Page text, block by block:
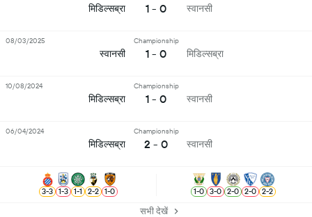
मिडिल्सब्रा 1 - 0 स्वानसी
स्वानसी
Championship
1 - 0 मिडिल्सब्रा
08/03/2025
मिडिल्सब्रा
Championship
1 - 0 स्वानसी
10/08/2024
मिडिल्सब्रा
Championship
2 - 0 स्वानसी
06/04/2024
3-3 1-3 1-1 2-2 1-0 1-0 3-0 2-0 2-0 2-2
सभी देखें